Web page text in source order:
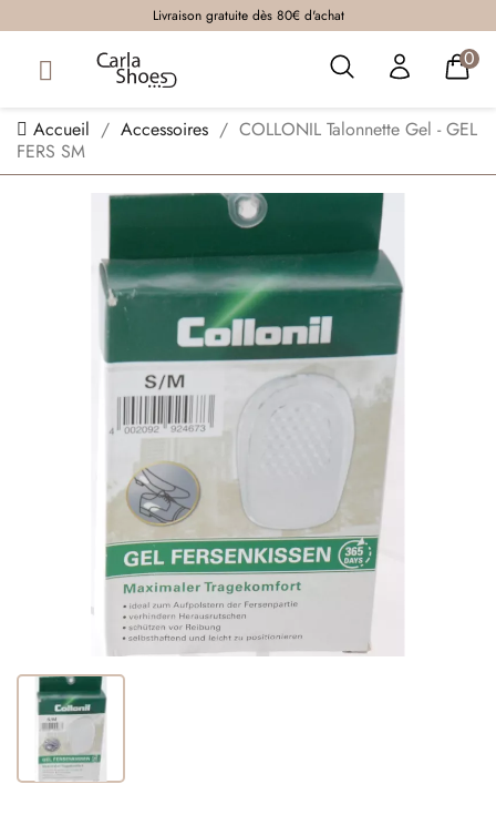
Livraison gratuite dès 80€ d'achat
0
Accueil Accessoires
COLLONIL Talonnette Gel - GEL
FERS SM